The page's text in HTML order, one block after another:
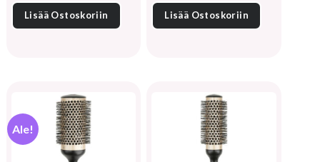
Lisää Ostoskoriin Lisää Ostoskoriin
Ale!